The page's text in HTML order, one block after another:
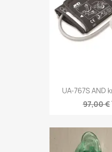
UA-767S AND
97,00 €